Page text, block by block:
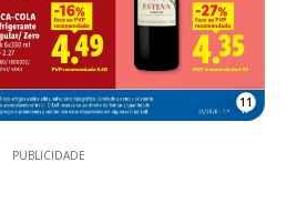
11
PUBLICIDADE